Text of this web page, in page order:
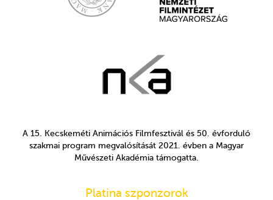
A 15. Kecskeméti Animációs Filmfesztivál és 50. évforduló
szakmai program megvalósítását 2021. évben a Magyar
Művészeti Akadémia támogatta.
Platina szponzorok